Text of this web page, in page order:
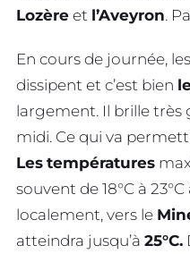
Lozère et l’Aveyron.
En cours de journée,
dissipent et c’est bien
largement. Il brille très
midi. Ce qui va
Les températures
souvent de 18°C à
localement, vers le
atteindra jusqu’à 25°C.